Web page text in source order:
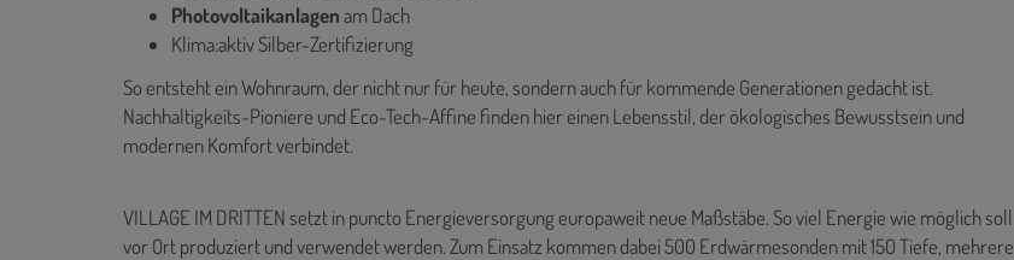
Photovoltaikanlagenam Dach
Klima:aktiv Silber-Zertifizierung
So entsteht ein Wohnraum, der nicht nur für heute, sondern auch für kommende Generationen gedacht ist.
Nachhaltigkeits-Pioniere und Eco-Tech-Affine finden hier einen Lebensstil, der ökologisches Bewusstsein und
modernen Komfort verbindet.
VILLAGE IM DRITTEN setzt in puncto Energieversorgung europaweit neue Maßstäbe. So viel Energie wie möglich soll
vor Ort produziert und verwendet werden. Zum Einsatz kommen dabei 500 Erdwärmesonden mit 150 Tiefe, mehrere